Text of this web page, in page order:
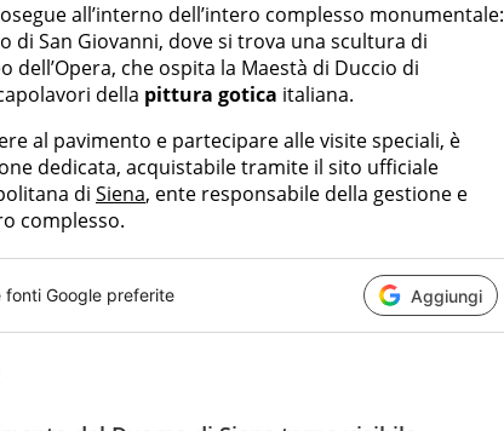
all’interno dell’intero complesso monumentale:
di San Giovanni, dove si trova una scultura di
dell’Opera, che ospita la Maestà di Duccio di
della pittura gotica italiana.
al pavimento e partecipare alle visite speciali, è
dedicata, acquistabile tramite il sito ufficiale
di Siena, ente responsabile della gestione e
complesso.
fonti Google preferite Aggiungi